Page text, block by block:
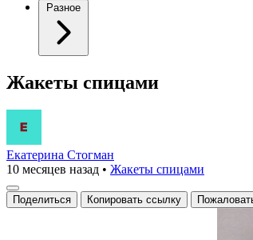
Разное
Жакеты спицами
Екатерина Стогман
10 месяцев назад • Жакеты спицами
Поделиться Копировать ссылку